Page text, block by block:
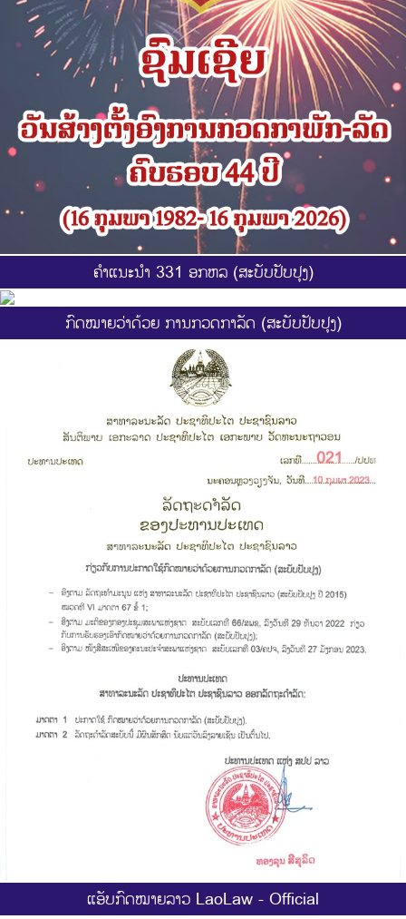
ຄຳແນະນຳ 331 ອກຫລ (ສະບັບປັບປຸງ)
ກົດໝາຍວ່າດ້ວຍ ການກວດກາລັດ (ສະບັບປັບປຸງ)
ແອັບກົດໝາຍລາວ LaoLaw - Official